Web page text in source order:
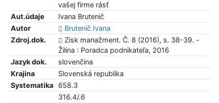
vašej firme rásť
Aut.údaje
Ivana Brutenič
Autor
Brutenič Ivana
Zdroj.dok.
Zisk manažment. Č. 8 (2016), s. 38-39. -
Žilina : Poradca podnikateľa, 2016
Jazyk dok.
slovenčina
Krajina
Slovenská republika
Systematika
658.3
316.4/.6